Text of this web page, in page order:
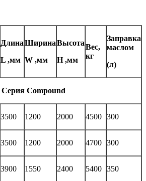
Длина
L ,мм
Ширина
W ,мм
Высота
H ,мм
Вес,
кг
Заправка
маслом
(л)
Серия Compound
3500 1200 2000 4500 300
3500 1200 2000 4700 300
3900 1550 2400 5400 350